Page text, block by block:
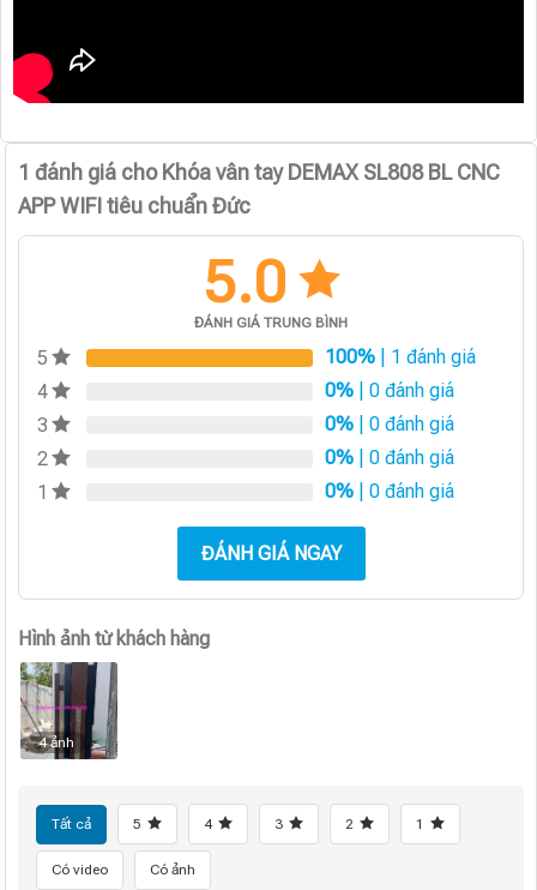
1 đánh giá choKhóa vân tay DEMAX SL808 BL CNC
APP WIFI tiêu chuẩn Đức
5.0
ĐÁNH GIÁ TRUNG BÌNH
5 100% | 1 đánh giá
4
0% | 0 đánh giá
3
0% | 0 đánh giá
2
0% | 0 đánh giá
1
0% | 0 đánh giá
ĐÁNH GIÁ NGAY
Hình ảnh từ khách hàng
4 ảnh
Tất cả 5 4 3 2 1
Có video Có ảnh